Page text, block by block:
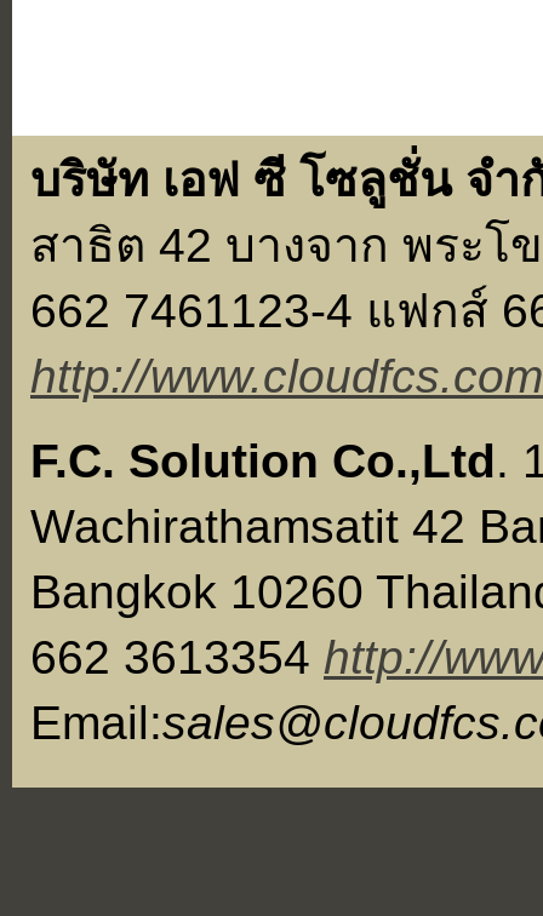
บริษัท เอฟ ซี โซลูชั่น จำ
สาธิต 42 บางจาก พระโ
662 7461123-4 แฟกส์
http://www.cloudfcs.com
F.C. Solution Co.,Ltd.
Wachirathamsatit 42
Bangkok 10260
662 3613354 http://
Email: